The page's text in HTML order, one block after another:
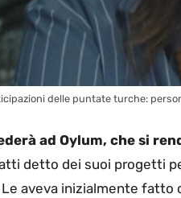
delle puntate turche:
ad Oylum, che si
detto dei suoi progetti
aveva inizialmente fatto